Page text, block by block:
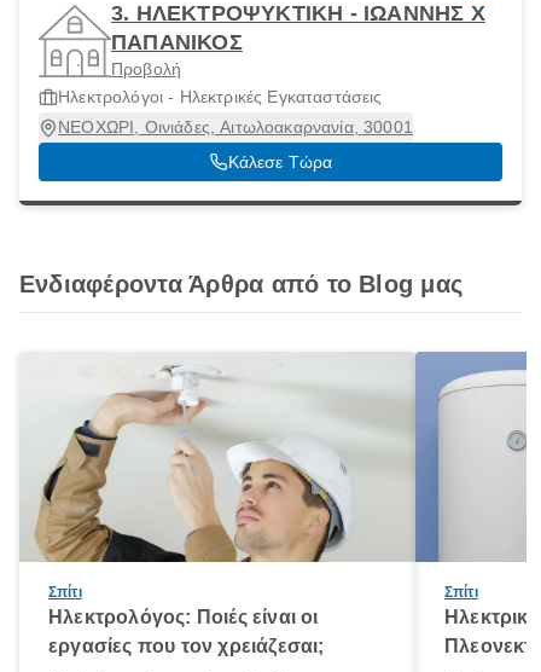
3. ΗΛΕΚΤΡΟΨΥΚΤΙΚΗ - ΙΩΑΝΝΗΣ Χ
ΠΑΠΑΝΙΚΟΣ
Προβολή
Ηλεκτρολόγοι - Ηλεκτρικές Εγκαταστάσεις
ΝΕΟΧΩΡΙ, Οινιάδες, Αιτωλοακαρνανία, 30001
Κάλεσε Τώρα
Ενδιαφέροντα Άρθρα από το Blog μας
Σπίτι
Ηλεκτρολόγος: Ποιές είναι οι
εργασίες που τον χρειάζεσαι;
Σπίτι